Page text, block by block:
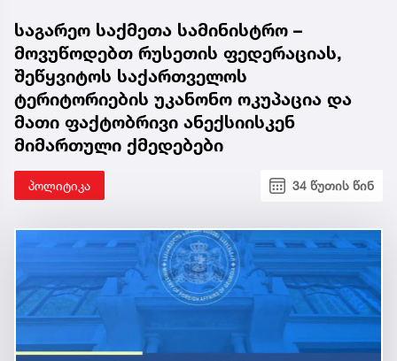
საგარეო საქმეთა სამინისტრო –
მოვუწოდებთ რუსეთის ფედერაციას,
შეწყვიტოს საქართველოს
ტერიტორიების უკანონო ოკუპაცია და
მათი ფაქტობრივი ანექსიისკენ
მიმართული ქმედებები
პოლიტიკა 34 წუთის წინ